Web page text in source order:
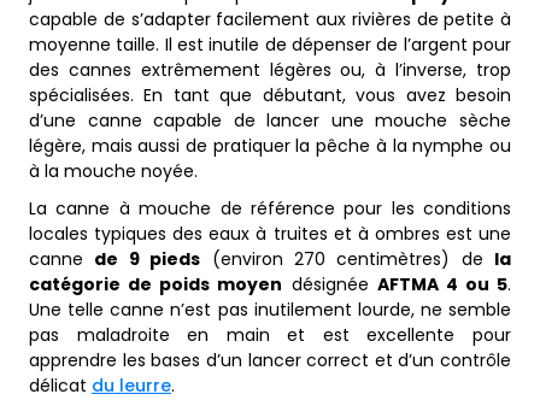
capable de s’adapter facilement aux rivières de petite à
moyenne taille. Il est inutile de dépenser de l’argent pour
des cannes extrêmement légères ou, à l’inverse, trop
spécialisées. En tant que débutant, vous avez besoin
d’une canne capable de lancer une mouche sèche
légère, mais aussi de pratiquer la pêche à la nymphe ou
à la mouche noyée.
La canne à mouche de référence pour les conditions
locales typiques des eaux à truites et à ombres est une
canne de 9 pieds (environ 270 centimètres) de la
catégorie de poids moyen désignée AFTMA 4 ou 5.
Une telle canne n’est pas inutilement lourde, ne semble
pas maladroite en main et est excellente pour
apprendre les bases d’un lancer correct et d’un contrôle
délicat du leurre.